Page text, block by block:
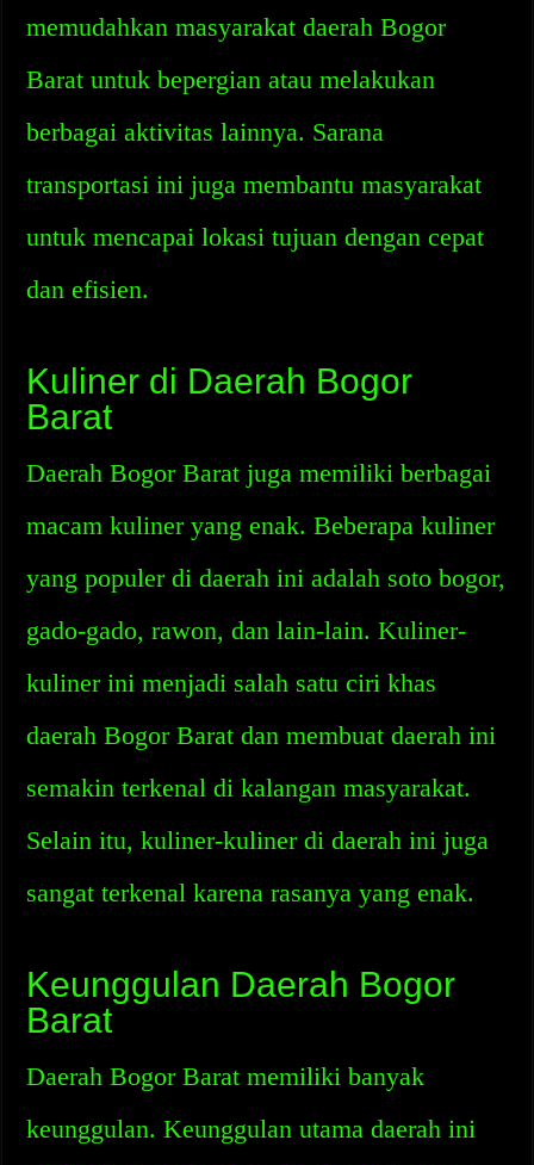
memudahkan masyarakat daerah Bogor
Barat untuk bepergian atau melakukan
berbagai aktivitas lainnya. Sarana
transportasi ini juga membantu masyarakat
untuk mencapai lokasi tujuan dengan cepat
dan efisien.
Kuliner di Daerah Bogor
Barat
Daerah Bogor Barat juga memiliki berbagai
macam kuliner yang enak. Beberapa kuliner
yang populer di daerah ini adalah soto bogor,
gado-gado, rawon, dan lain-lain. Kuliner-
kuliner ini menjadi salah satu ciri khas
daerah Bogor Barat dan membuat daerah ini
semakin terkenal di kalangan masyarakat.
Selain itu, kuliner-kuliner di daerah ini juga
sangat terkenal karena rasanya yang enak.
Keunggulan Daerah Bogor
Barat
Daerah Bogor Barat memiliki banyak
keunggulan. Keunggulan utama daerah ini